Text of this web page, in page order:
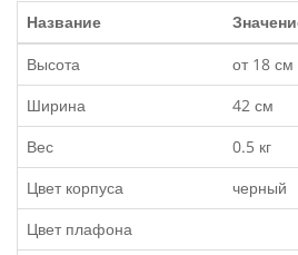
Название
Высота
от 18
Ширина
42 см
Вес
0.5 кг
Цвет корпуса
черный
Цвет плафона